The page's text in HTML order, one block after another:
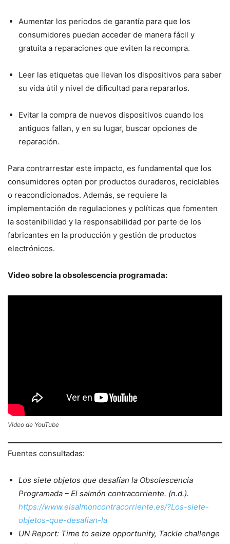
Aumentar los periodos de garantía para que los
consumidores puedan acceder de manera fácil y
gratuita a reparaciones que eviten la recompra.
Leer las etiquetas que llevan los dispositivos para saber
su vida útil y nivel de dificultad para repararlos.
Evitar la compra de nuevos dispositivos cuando los
antiguos fallan, y en su lugar, buscar opciones de
reparación.
Para contrarrestar este impacto, es fundamental que los
consumidores opten por productos duraderos, reciclables
o reacondicionados. Además, se requiere la
implementación de regulaciones y políticas que fomenten
la sostenibilidad y la responsabilidad por parte de los
fabricantes en la producción y gestión de productos
electrónicos.
Video sobre la obsolescencia programada:
Video de YouTube
Fuentes consultadas:
Los siete objetos que desafían la Obsolescencia
Programada – El salmón contracorriente. (n.d.).
https://www.elsalmoncontracorriente.es/?Los-siete-
objetos-que-desafian-la
UN Report: Time to seize opportunity, Tackle challenge